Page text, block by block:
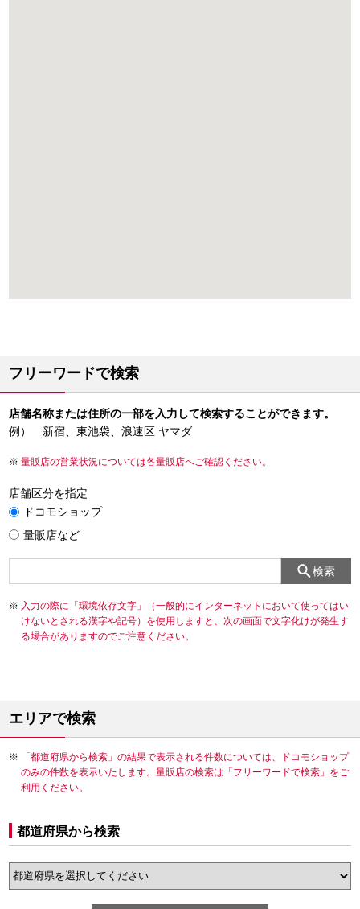
フリーワードで検索
店舗名称または住所の一部を入力して検索することができます。
例） 新宿、東池袋、浪速区 ヤマダ
量販店の営業状況については各量販店へご確認ください。
店舗区分を指定
ドコモショップ
量販店など
検索
入力の際に「環境依存文字」（一般的にインターネットにおいて使ってはい
けないとされる漢字や記号）を使用しますと、次の画面で文字化けが発生す
る場合がありますのでご注意ください。
エリアで検索
「都道府県から検索」の結果で表示される件数については、ドコモショップ
のみの件数を表示いたします。量販店の検索は「フリーワードで検索」をご
利用ください。
都道府県から検索